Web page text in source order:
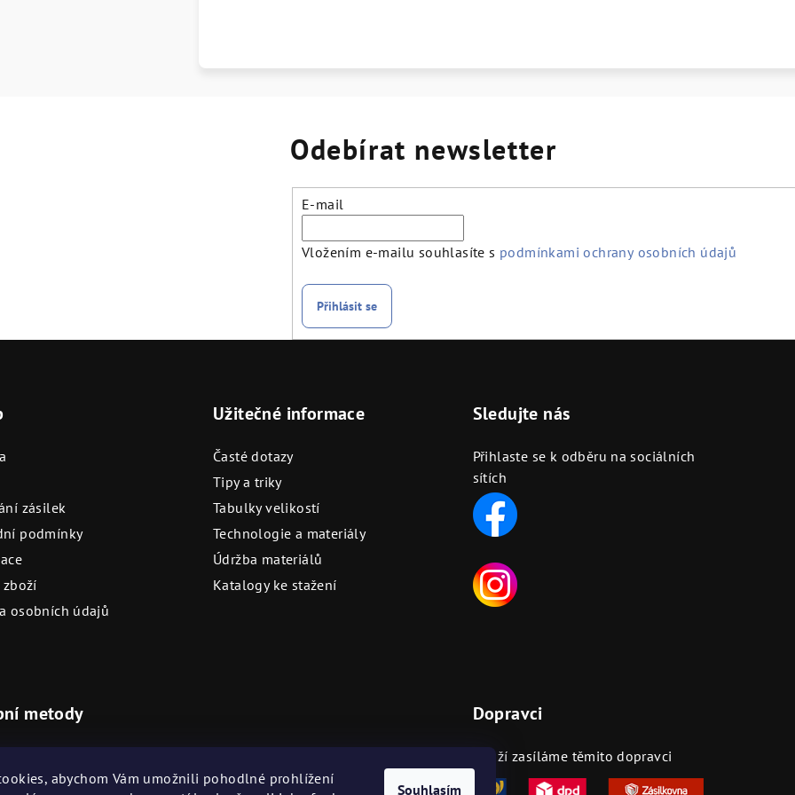
abychom Vám umožnili pohodlné prohlížení
Souhlasím
Odebírat newsletter
E-mail
Vložením e-mailu souhlasíte s podmínkami ochrany osobních údajů
Přihlásit se
zásilek
podmínky
zboží
osobních údajů
Užitečné informace
Časté dotazy
Tipy a triky
Tabulky velikostí
Technologie a materiály
Údržba materiálů
Katalogy ke stažení
Sledujte nás
Přihlaste se k odběru na sociálních
sítích
metody Dopravci
Zboží zasíláme těmito dopravci